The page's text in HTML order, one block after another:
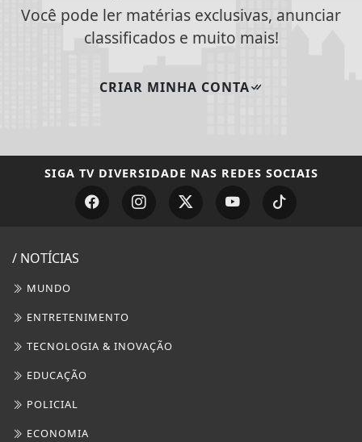
Você pode ler matérias exclusivas, anunciar
classificados e muito mais!
CRIAR MINHA CONTA
SIGA TV DIVERSIDADE NAS REDES SOCIAIS
/ NOTÍCIAS
MUNDO
ENTRETENIMENTO
TECNOLOGIA & INOVAÇÃO
EDUCAÇÃO
POLICIAL
ECONOMIA